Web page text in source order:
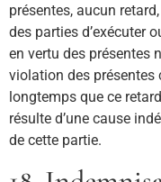
présentes, aucun
des parties d’exécuter
en vertu des présentes
violation des présentes
longtemps que ce
résulte d’une cause
de cette partie.